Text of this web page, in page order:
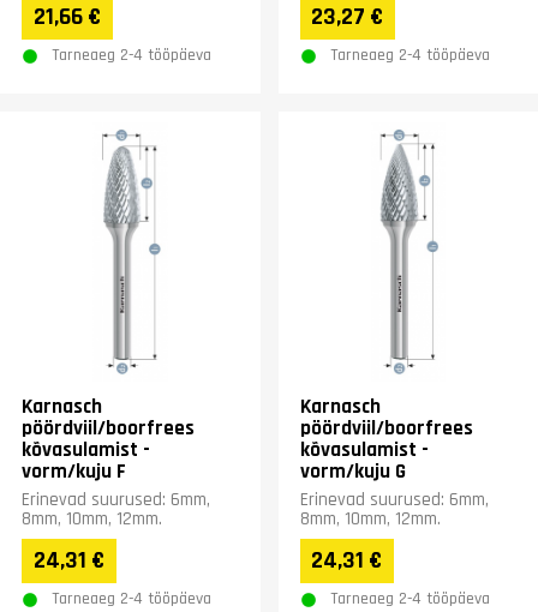
21,66 €
Tarneaeg 2-4 tööpäeva
23,27 €
Tarneaeg 2-4 tööpäeva
Karnasch
pöördviil/boorfrees
kõvasulamist -
vorm/kuju F
Erinevad suurused: 6mm,
8mm, 10mm, 12mm.
24,31 €
Tarneaeg 2-4 tööpäeva
Karnasch
pöördviil/boorfrees
kõvasulamist -
vorm/kuju G
Erinevad suurused: 6mm,
8mm, 10mm, 12mm.
24,31 €
Tarneaeg 2-4 tööpäeva